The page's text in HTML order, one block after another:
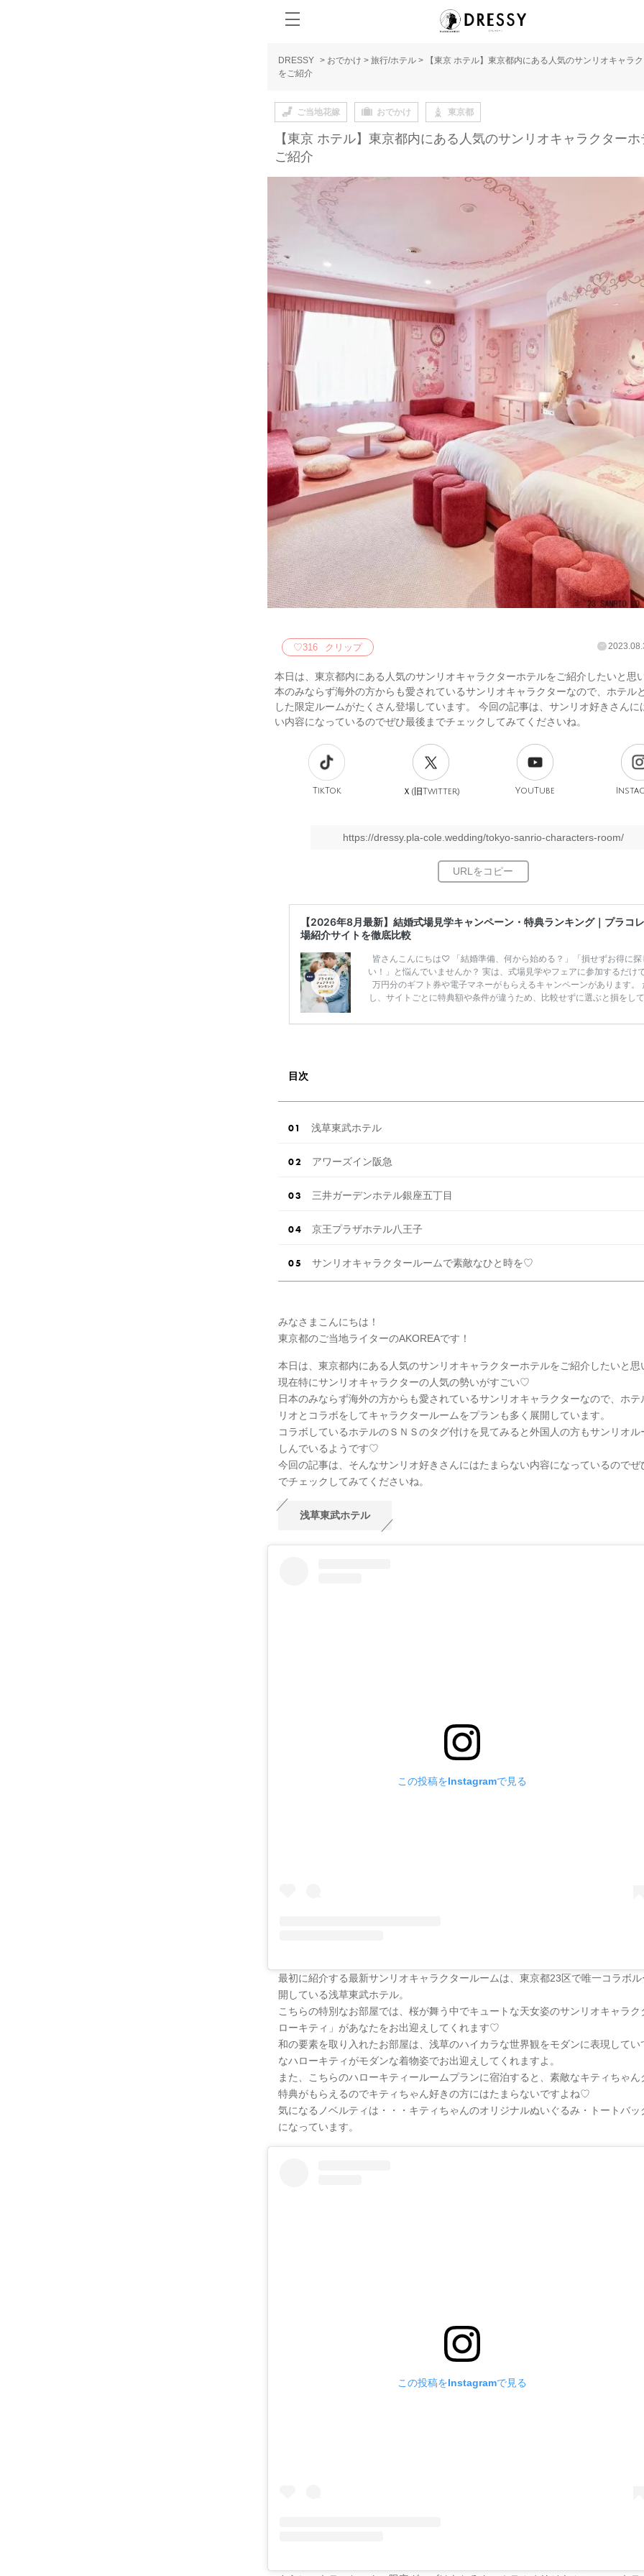
DRESSY > おでかけ > 旅行/ホテル >
【東京 ホテル】東京都内にある人気のサンリオキャラ
をご紹介
ご当地花嫁 おでかけ 東京都
【東京 ホテル】東京都内にある人気のサンリオキャラクターホ
ご紹介
♡316 クリップ
本日は、東京都内にある人気のサンリオキャラクターホテルをご紹介したいと思
本のみならず海外の方からも愛されているサンリオキャラクターなので、ホテル
した限定ルームがたくさん登場しています。 今回の記事は、サンリオ好きさんに
い内容になっているのでぜひ最後までチェックしてみてくださいね。
TikTok Ｘ(旧Twitter) YouTube
https://dressy.pla-cole.wedding/tokyo-sanrio-characters-room/
【2026年8月最新】結婚式場見学キャンペーン・特典ランキング｜プラコ
場紹介サイトを徹底比較
皆さんこんにちは♡ 「結婚準備、何から始める？」「損せずお得に探
い！」と悩んでいませんか？ 実は、式場見学やフェアに参加するだけ
万円分のギフト券や電子マネーがもらえるキャンペーンがあります。
し、サイトごとに特典額や条件が違うため、比較せずに選ぶと損をし
ンペーン特典ランキングを公開！ 比較サイト：プラコレ、ゼクシィ、
目次
浅草東武ホテル
アワーズイン阪急
三井ガーデンホテル銀座五丁目
京王プラザホテル八王子
サンリオキャラクタールームで素敵なひと時を♡
みなさまこんにちは！
東京都のご当地ライターのAKOREAです！
本日は、東京都内にある人気のサンリオキャラクターホテルをご紹介したいと思
現在特にサンリオキャラクターの人気の勢いがすごい♡
日本のみならず海外の方からも愛されているサンリオキャラクターなので、ホテ
リオとコラボをしてキャラクタールームをプランも多く展開しています。
コラボしているホテルのＳＮＳのタグ付けを見てみると外国人の方もサンリオル
しんでいるようです♡
今回の記事は、そんなサンリオ好きさんにはたまらない内容になっているのでぜ
でチェックしてみてくださいね。
浅草東武ホテル
この投稿をInstagramで見る
最初に紹介する最新サンリオキャラクタールームは、東京都23区で唯一コラボル
開している浅草東武ホテル。
こちらの特別なお部屋では、桜が舞う中でキュートな天女姿のサンリオキャラク
ローキティ」があなたをお出迎えしてくれます♡
和の要素を取り入れたお部屋は、浅草のハイカラな世界観をモダンに表現してい
なハローキティがモダンな着物姿でお出迎えしてくれますよ。
また、こちらのハローキティールームプランに宿泊すると、素敵なキティちゃん
特典がもらえるのでキティちゃん好きの方にはたまらないですよね♡
気になるノベルティは・・・キティちゃんのオリジナルぬいぐるみ・トートバッ
になっています。
この投稿をInstagramで見る